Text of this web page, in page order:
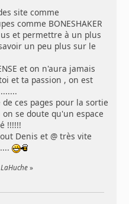
site comme
comme BONESHAKER
et permettre à un plus
un peu plus sur le
et on n'aura jamais
et ta passion , on est
ces pages pour la sortie
se doute qu'un espace
!!!!!!
Denis et @ très vite
»